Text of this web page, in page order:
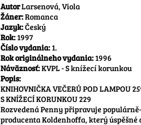
AutorLarsenová, Viola
Žáner:Romanca
Jazyk:Český
Rok:1997
Číslo vydania:1.
Rok originálneho vydania:1996
Náväznosť:KVPL - S knížecí korunkou
Popis:
KNIHOVNIČKA VEČERŮ POD LAMPOU
S KNÍŽECÍ KORUNKOU 229
Rozvedená Penny připravuje
producenta Koldenhoffa, který